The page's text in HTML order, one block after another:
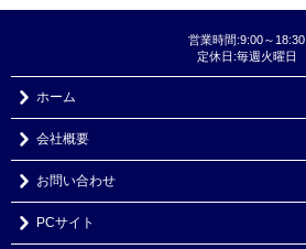
営業時間:9:00～18:30
定休日:毎週火曜日
ホーム
会社概要
お問い合わせ
PCサイト